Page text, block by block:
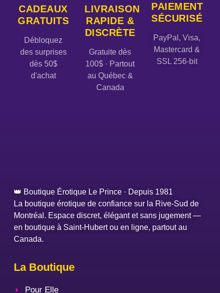
CADEAUX
GRATUITS
Débloquez
des surprises
dès 50$
d'achat
LIVRAISON
RAPIDE &
DISCRÈTE
Gratuite dès
100$ · Partout
au Québec &
Canada
PAIEMENT
SÉCURISÉ
PayPal, Visa,
Mastercard &
SSL 256-bit
👑 Boutique Érotique Le Prince · Depuis 1981
La boutique érotique de confiance sur la Rive-Sud de
Montréal. Espace discret, élégant et sans jugement —
en boutique à Saint-Hubert ou en ligne, partout au
Canada.
La Boutique
Pour Elle